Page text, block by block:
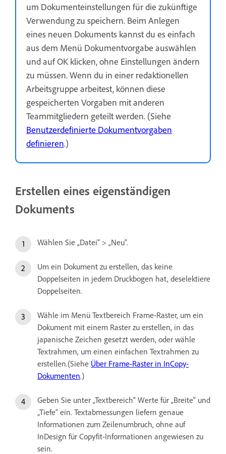
um Dokumenteinstellungen für die zukünftige
Verwendung zu speichern. Beim Anlegen
eines neuen Dokuments kannst du es einfach
aus dem Menü Dokumentvorgabe auswählen
und auf OK klicken, ohne Einstellungen ändern
zu müssen. Wenn du in einer redaktionellen
Arbeitsgruppe arbeitest, können diese
gespeicherten Vorgaben mit anderen
Teammitgliedern geteilt werden. (Siehe
Benutzerdefinierte Dokumentvorgaben
definieren.)
Erstellen eines eigenständigen
Dokuments
Wählen Sie „Datei“ > „Neu“.
Um ein Dokument zu erstellen, das keine
Doppelseiten in jedem Druckbogen hat, deselektiere
Doppelseiten.
Wähle im Menü Textbereich Frame-Raster, um ein
Dokument mit einem Raster zu erstellen, in das
japanische Zeichen gesetzt werden, oder wähle
Textrahmen, um einen einfachen Textrahmen zu
erstellen.(Siehe Über Frame-Raster in InCopy-
Dokumenten.)
Geben Sie unter „Textbereich“ Werte für „Breite“ und
„Tiefe“ ein. Textabmessungen liefern genaue
Informationen zum Zeilenumbruch, ohne auf
InDesign für Copyfit-Informationen angewiesen zu
sein.